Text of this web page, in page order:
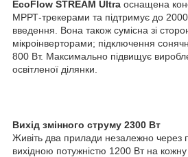
EcoFlow STREAM Ultra оснащена
МРРТ-трекерами та підтримує до
введення. Вона також сумісна зі
мікроінверторами; підключення
800 Вт. Максимально підвищує
освітленої ділянки.
Вихід змінного струму 2300 Вт
Живіть два прилади незалежно через
вихідною потужністю 1200 Вт на